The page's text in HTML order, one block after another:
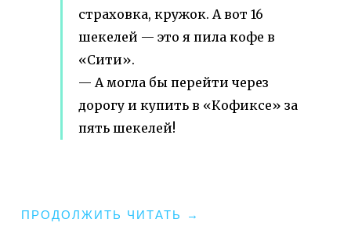
страховка, кружок. А вот 16
шекелей — это я пила кофе в
«Сити».
— А могла бы перейти через
дорогу и купить в «Кофиксе» за
пять шекелей!
ПРОДОЛЖИТЬ ЧИТАТЬ
"МАКСИМКА.
→